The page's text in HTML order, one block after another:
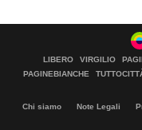
LIBERO VIRGILIO
PAGINEBIANCHE
Chi siamo Note Legali